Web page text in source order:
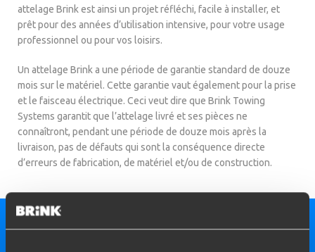
attelage Brink est ainsi un projet réfléchi, facile à installer, et
prêt pour des années d’utilisation intensive, pour votre usage
professionnel ou pour vos loisirs.
Un attelage Brink a une période de garantie standard de douze
mois sur le matériel. Cette garantie vaut également pour la prise
et le faisceau électrique. Ceci veut dire que Brink Towing
Systems garantit que l’attelage livré et ses pièces ne
connaîtront, pendant une période de douze mois après la
livraison, pas de défauts qui sont la conséquence directe
d’erreurs de fabrication, de matériel et/ou de construction.